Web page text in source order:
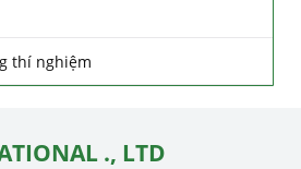
thí nghiệm
., LTD